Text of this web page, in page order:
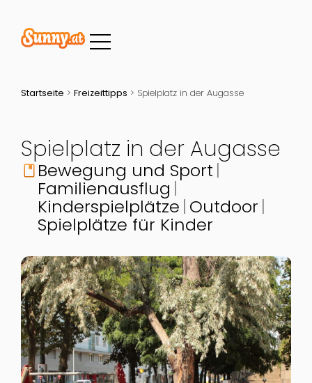
Startseite > Freizeittipps > Spielplatz in der Augasse
Spielplatz in der Augasse
book Bewegung und Sport
Familienausflug
Kinderspielplätze Outdoor
Spielplätze für Kinder